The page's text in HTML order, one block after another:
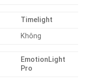
Timelight
Không
EmotionLight
Pro